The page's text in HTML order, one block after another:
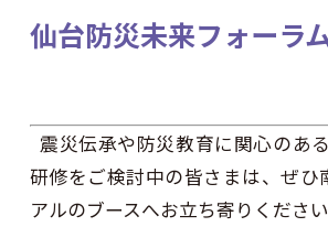
仙台防災未来フォーラ
震災伝承や防災教育に関心のあ
研修をご検討中の皆さまは、ぜひ
アルのブースへお立ち寄りくださ